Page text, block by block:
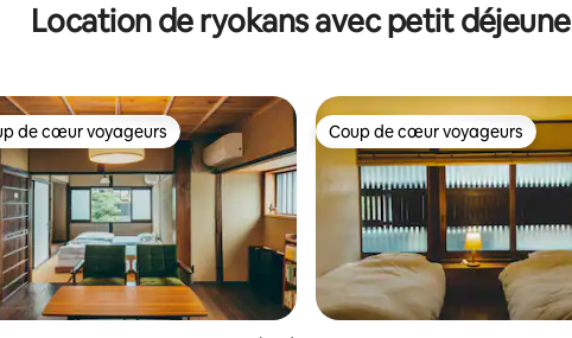
Location de ryokans avec petit
de cœur voyageurs
de cœur voyageurs Coup de cœur voyageurs
Coup de cœur voyageurs